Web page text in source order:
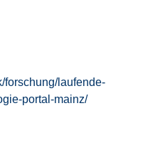
forschung/laufende-
portal-mainz/